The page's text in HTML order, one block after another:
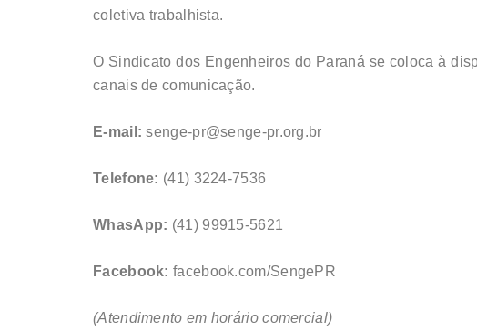
coletiva trabalhista.
O Sindicato dos Engenheiros do Paraná se coloca à
canais de comunicação.
E-mail: senge-pr@senge-pr.org.br
Telefone: (41) 3224-7536
WhasApp: (41) 99915-5621
Facebook: facebook.com/SengePR
(Atendimento em horário comercial)